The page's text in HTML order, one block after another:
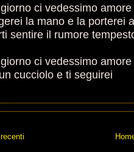
ci vedessimo amore
la mano e la porterei
sentire il rumore
ci vedessimo
cucciolo e ti seguirei